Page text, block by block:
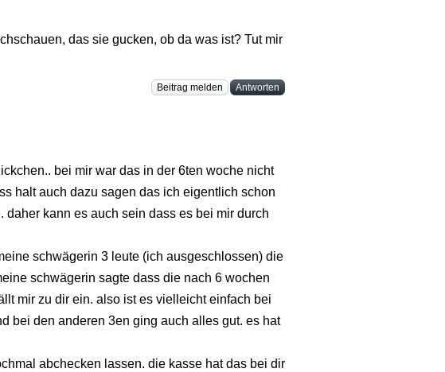
das sie gucken, ob da was ist? Tut mir
Beitrag melden Antworten
bei mir war das in der 6ten woche nicht
halt auch dazu sagen das ich eigentlich schon
kann es auch sein dass es bei mir durch
schwägerin 3 leute (ich ausgeschlossen) die
schwägerin sagte dass die nach 6 wochen
mir zu dir ein. also ist es vielleicht einfach bei
bei den anderen 3en ging auch alles gut. es hat
abchecken lassen. die kasse hat das bei dir